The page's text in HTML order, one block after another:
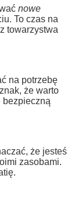
nowe
To czas na
towarzystwa
na potrzebę
że warto
bezpieczną
że jesteś
zasobami.